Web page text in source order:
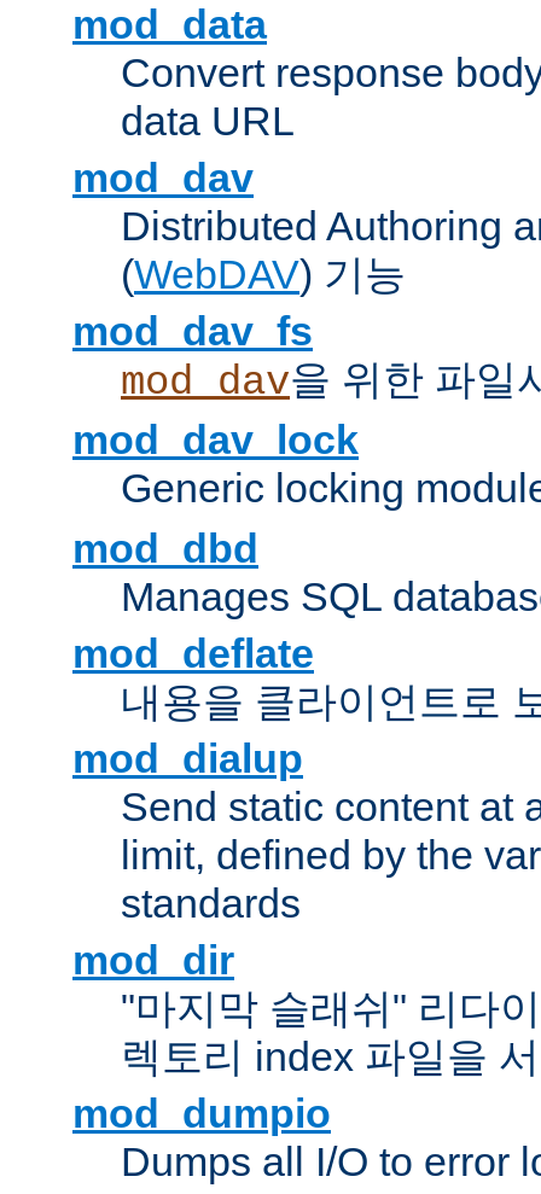
mod_data
Convert response
data URL
mod_dav
Distributed Authoring
(WebDAV) 기능
mod_dav_fs
mod_dav을 위한 파일
mod_dav_lock
Generic locking
mod_dbd
Manages SQL
mod_deflate
내용을 클라이언트로
mod_dialup
Send static content at
limit, defined by the
standards
mod_dir
"마지막 슬래쉬" 리다
렉토리 index 파일을
mod_dumpio
Dumps all I/O to error